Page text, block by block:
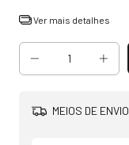
Ver mais detalhes
MEIOS DE ENVIO